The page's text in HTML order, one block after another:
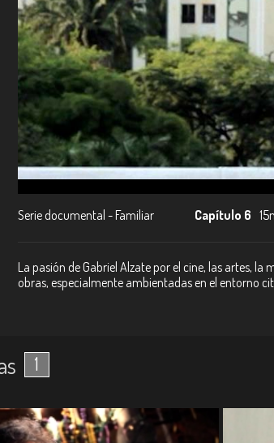
Serie documental - Familiar Capítulo 6
La pasión de Gabriel Alzate por el cine, las artes,
obras, especialmente ambientadas en el entorno
1